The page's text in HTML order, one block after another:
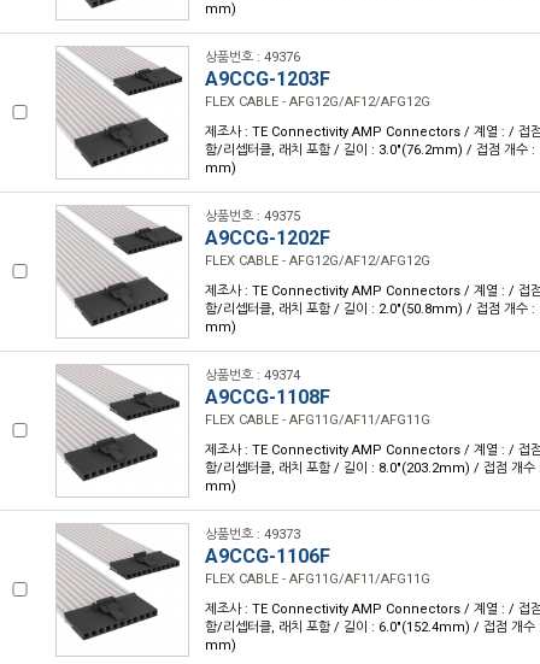
mm)
상품번호 : 49376
A9CCG-1203F
FLEX CABLE - AFG12G/AF12/AFG12G
제조사 : TE Connectivity AMP Connectors / 계열 : / 접점
함/리셉터클, 래치 포함 / 길이 : 3.0"(76.2mm) / 접점 개수
mm)
상품번호 : 49375
A9CCG-1202F
FLEX CABLE - AFG12G/AF12/AFG12G
제조사 : TE Connectivity AMP Connectors / 계열 : / 접점
함/리셉터클, 래치 포함 / 길이 : 2.0"(50.8mm) / 접점 개수
mm)
상품번호 : 49374
A9CCG-1108F
FLEX CABLE - AFG11G/AF11/AFG11G
제조사 : TE Connectivity AMP Connectors / 계열 : / 접점
함/리셉터클, 래치 포함 / 길이 : 8.0"(203.2mm) / 접점 개
mm)
상품번호 : 49373
A9CCG-1106F
FLEX CABLE - AFG11G/AF11/AFG11G
제조사 : TE Connectivity AMP Connectors / 계열 : / 접점
함/리셉터클, 래치 포함 / 길이 : 6.0"(152.4mm) / 접점 개
mm)